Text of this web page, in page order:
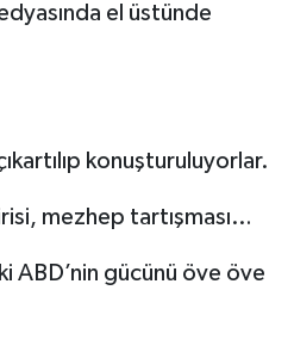
el üstünde
konuşturuluyorlar.
mezhep tartışması…
ABD’nin gücünü öve öve